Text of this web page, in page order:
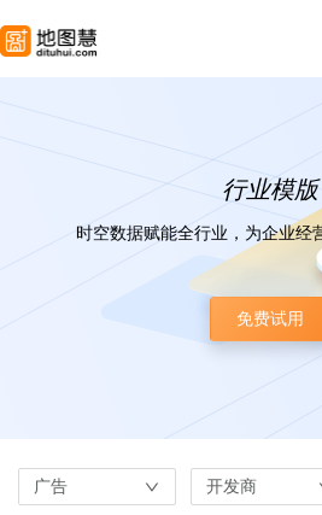
行业模版
时空数据赋能全行业，为企业经
免费试用
广告 开发商